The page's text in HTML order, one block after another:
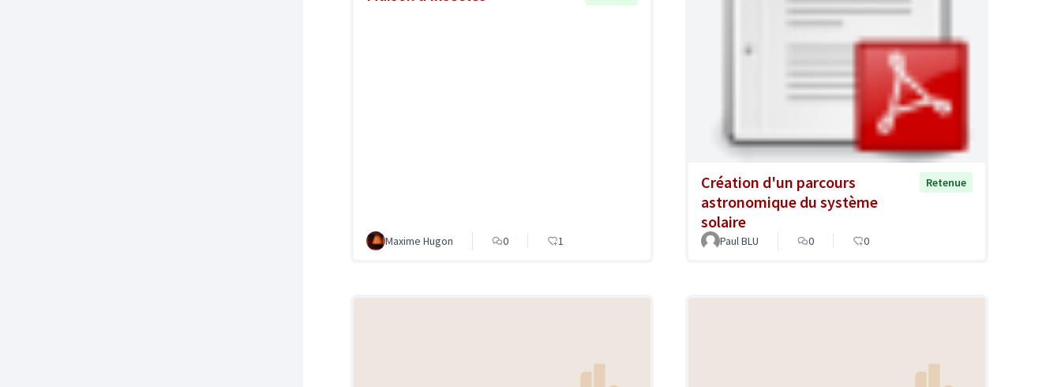
Maxime Hugon 0 1
Création d'un parcours
astronomique du système
solaire
Retenue
Paul BLU 0 0